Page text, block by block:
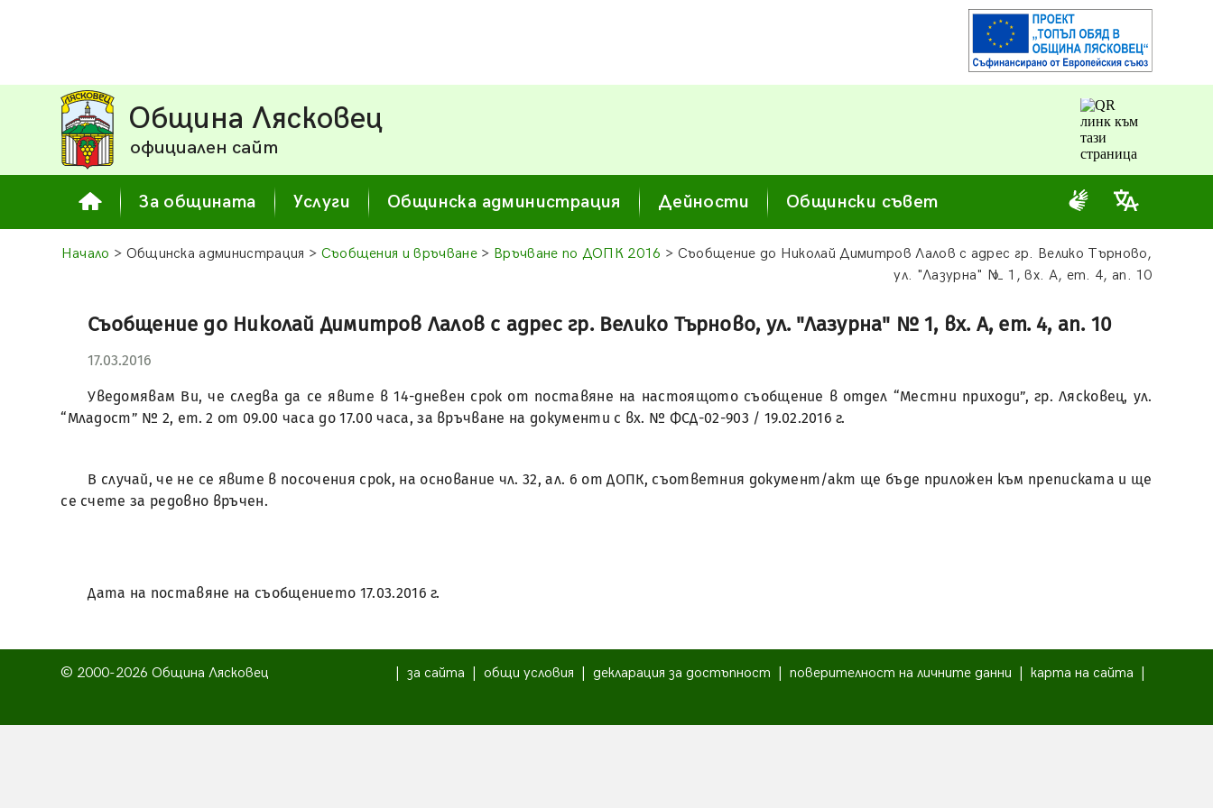
Община Лясковец
официален сайт
За общината Услуги Общинска администрация Дейности Общински съвет
Начало > Общинска администрация > Съобщения и връчване> Връчване по ДОПК 2016 > Съобщение до Николай Димитров Лалов с адрес гр. Велико Търново,
ул. "Лазурна" № 1, вх. А, ет. 4, ап. 10
Съобщение до Николай Димитров Лалов с адрес гр. Велико Търново, ул. "Лазурна" № 1, вх. А, ет. 4, ап. 10
17.03.2016
Уведомявам Ви, че следва да се явите в 14-дневен срок от поставяне на настоящото съобщение в отдел “Местни приходи”, гр. Лясковец, ул.
“Младост” № 2, ет. 2 от 09.00 часа до 17.00 часа, за връчване на документи с вх. № ФСД-02-903 / 19.02.2016 г.
В случай, че не се явите в посочения срок, на основание чл. 32, ал. 6 от ДОПК, съответния документ/акт ще бъде приложен към преписката и ще
се счете за редовно връчен.
Дата на поставяне на съобщението 17.03.2016 г.
© 2000-2026 Община Лясковец за сайта общи условия декларация за достъпност поверителност на личните данни карта на сайта